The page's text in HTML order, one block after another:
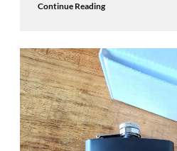
Continue Reading